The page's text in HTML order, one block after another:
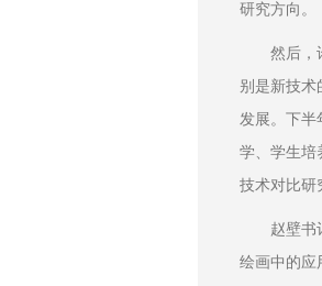
研究方向。
然后，
别是新技术
发展。下半
学、学生培
技术对比研
赵壁书
绘画中的应